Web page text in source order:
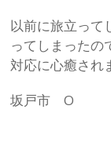
以前に旅立って
ってしまったの
対応に心癒され
坂戸市 O